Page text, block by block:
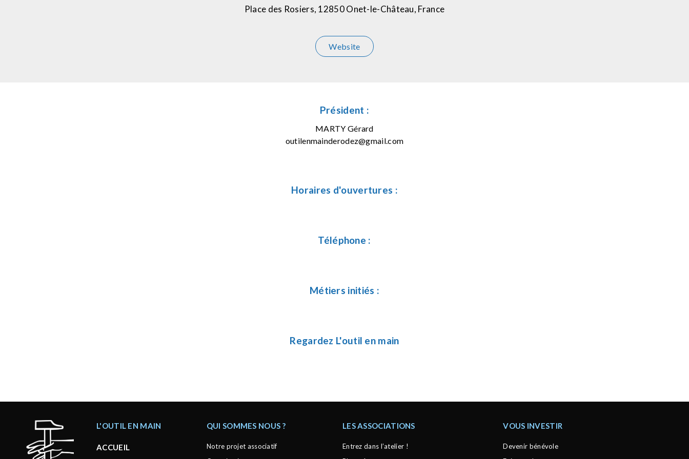
Place des Rosiers, 12850 Onet-le-Château, France
Website
Président :
MARTY Gérard
outilenmainderodez@gmail.com
Horaires d'ouvertures :
Téléphone :
Métiers initiés :
Regardez L'outil en main
L'OUTIL EN MAIN
ACCUEIL
QUI SOMMES NOUS ?
Notre projet associatif
LES ASSOCIATIONS
Entrez dans l’atelier !
VOUS INVESTIR
Devenir bénévole